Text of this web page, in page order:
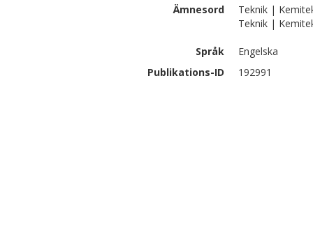
Ämnesord
Teknik |
Teknik |
Språk
Engelska
Publikations-ID
192991